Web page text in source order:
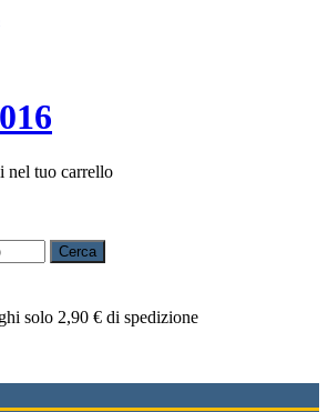
nel tuo carrello
Cerca
solo 2,90 € di spedizione